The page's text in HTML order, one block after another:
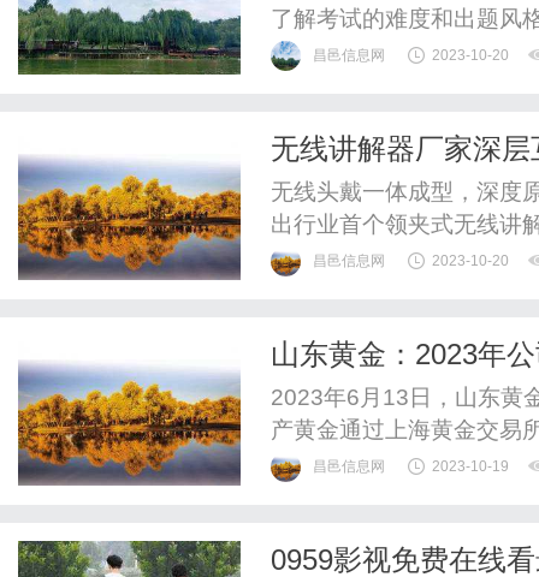
了解考试的难度和出题风
技巧。然而，很多考生在
网站是“真题下载网”。这
昌邑信息网 2023-10-20
无线讲解器厂家深
解器
无线头戴一体成型，深
出行业首个领夹式无线讲
互联再次重磅出击，行业
原音讲解呈现。
昌邑信息网 2023-10-20
山东黄金：2023年
2023年6月13日，山东黄
产黄金通过上海黄金交易
昌邑信息网 2023-10-19
0959影视免费在线